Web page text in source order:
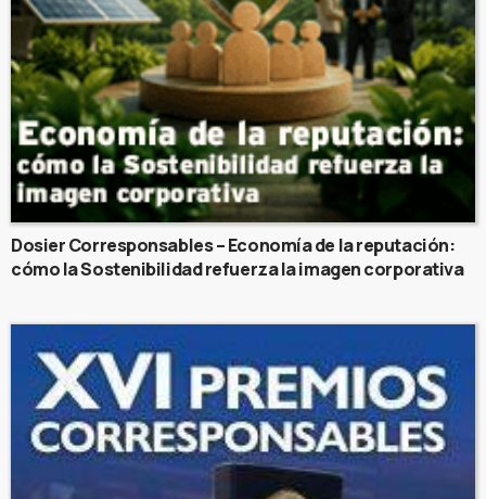
Dosier Corresponsables – Economía de la reputación:
cómo la Sostenibilidad refuerza la imagen corporativa